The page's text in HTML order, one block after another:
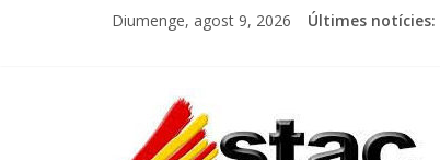
Diumenge, agost 9, 2026 Últimes notícies: